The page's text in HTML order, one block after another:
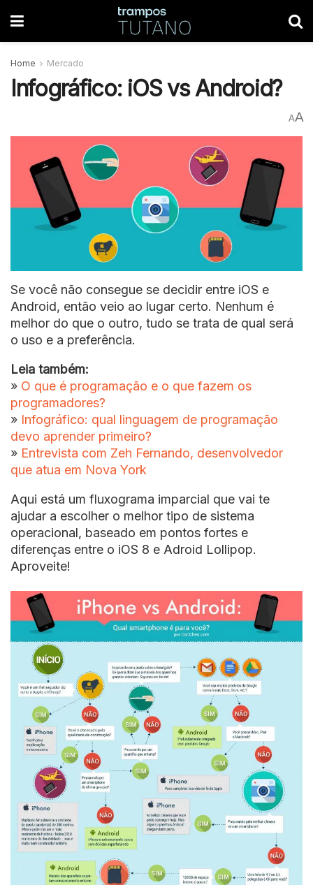
Home Mercado
Infográfico: iOS vs Android?
AA
Se você não consegue se decidir entre iOS e
Android, então veio ao lugar certo. Nenhum é
melhor do que o outro, tudo se trata de qual será
o uso e a preferência.
Leia também:
» O que é programação e o que fazem os
programadores?
» Infográfico: qual linguagem de programação
devo aprender primeiro?
» Entrevista com Zeh Fernando, desenvolvedor
que atua em Nova York
Aqui está um fluxograma imparcial que vai te
ajudar a escolher o melhor tipo de sistema
operacional, baseado em pontos fortes e
diferenças entre o iOS 8 e Adroid Lollipop.
Aproveite!